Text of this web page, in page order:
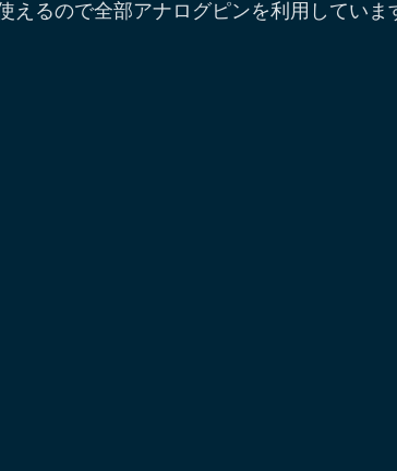
えるので全部アナログピンを利用していま